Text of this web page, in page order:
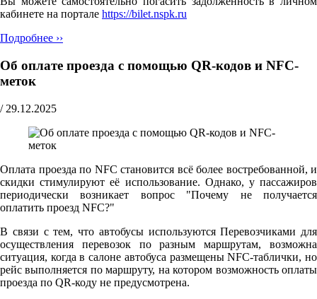
кабинете на портале https://bilet.nspk.ru
Подробнее ››
Об оплате проезда с помощью QR-кодов и NFC-
меток
/ 29.12.2025
Оплата проезда по NFC становится всё более востребованной, и
скидки стимулируют её использование. Однако, у пассажиров
периодически возникает вопрос "Почему не получается
оплатить проезд NFC?"
В связи с тем, что автобусы используются Перевозчиками для
осуществления перевозок по разным маршрутам, возможна
ситуация, когда в салоне автобуса размещены NFC-таблички, но
рейс выполняется по маршруту, на котором возможность оплаты
проезда по QR-коду не предусмотрена.